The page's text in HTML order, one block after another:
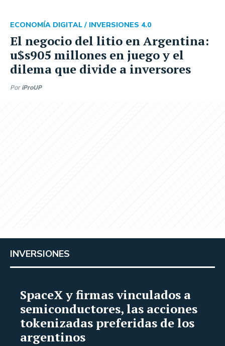
El negocio del litio en Argentina:
u$s905 millones en juego y el
dilema que divide a inversores
ECONOMÍA DIGITAL / INVERSIONES 4.0
Por iProUP
INVERSIONES
SpaceX y firmas vinculados a
semiconductores, las acciones
tokenizadas preferidas de los
argentinos